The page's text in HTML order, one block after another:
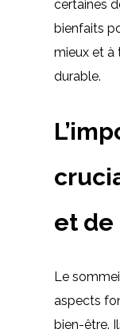
certaines
bienfaits
mieux et à
durable.
et de
Le
aspects
bien-être.